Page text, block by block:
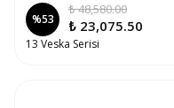
%53
₺ 48,580.00
₺ 23,075.50
13 Veska Serisi